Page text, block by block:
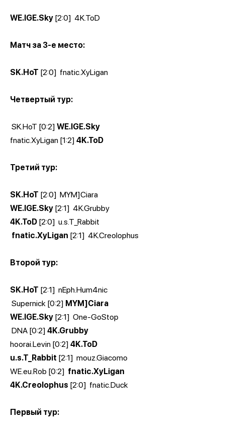
WE.IGE.Sky [2:0] 4K.ToD
Матч за 3-e место:
SK.HoT [2:0] fnatic.XyLigan
Четвертый тур:
SK.HoT [0:2] WE.IGE.Sky
fnatic.XyLigan [1:2] 4K.ToD
Третий тур:
SK.HoT [2:0] MYM]Ciara
WE.IGE.Sky [2:1] 4K.Grubby
4K.ToD [2:0] u.s.T_Rabbit
fnatic.XyLigan [2:1] 4K.Creolophus
Второй тур:
SK.HoT [2:1] nEph.Hum4nic
Supernick [0:2] MYM]Ciara
WE.IGE.Sky [2:1] One-GoStop
DNA [0:2] 4K.Grubby
hoorai.Levin [0:2] 4K.ToD
u.s.T_Rabbit [2:1] mouz.Giacomo
WE.eu.Rob [0:2] fnatic.XyLigan
4K.Creolophus [2:0] fnatic.Duck
Первый тур: